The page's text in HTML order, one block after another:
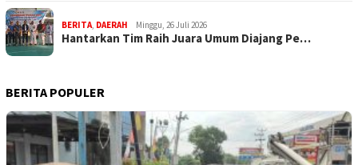
BERITA DAERAH Minggu, 26 Juli 2026
Hantarkan Tim Raih Juara Umum Diajang Pe…
BERITA POPULER